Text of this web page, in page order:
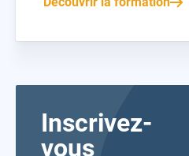
Inscrivez-
vous